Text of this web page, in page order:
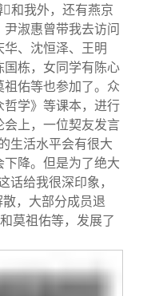
和我外，还有燕京
淑惠曾带我去访问
、沈恒泽、王明
国栋，女同学有陈心
佑等也参加了。众
哲学》等课本，进行
会上，一位契友发言
生活水平会有很大
降。但是为了绝大
话给我很深印象，
，大部分成员退
莫祖佑等，发展了